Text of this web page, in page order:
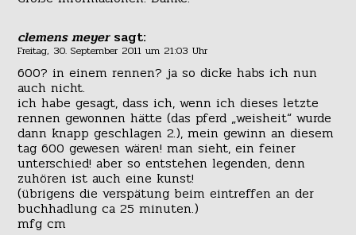
clemens meyer sagt:
Freitag, 30. September 2011 um 21:03 Uhr
600? in einem rennen? ja so dicke habs ich nun
auch nicht.
ich habe gesagt, dass ich, wenn ich dieses letzte
rennen gewonnen hätte (das pferd „weisheit“ wurde
dann knapp geschlagen 2.), mein gewinn an diesem
tag 600 gewesen wären! man sieht, ein feiner
unterschied! aber so entstehen legenden, denn
zuhören ist auch eine kunst!
(übrigens die verspätung beim eintreffen an der
buchhadlung ca 25 minuten.)
mfg cm